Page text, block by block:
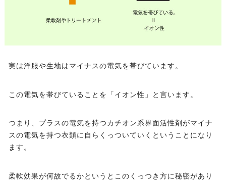
実は洋服や生地はマイナスの電気を帯びています。
この電気を帯びていることを「イオン性」と言います。
つまり、プラスの電気を持つカチオン系界面活性剤がマイナ
スの電気を持つ衣類に自らくっついていくということになり
ます。
柔軟効果が何故でるかというとこのくっつき方に秘密があり